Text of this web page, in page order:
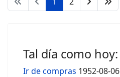
Tal día como hoy:
Ir de compras 1952-08-06